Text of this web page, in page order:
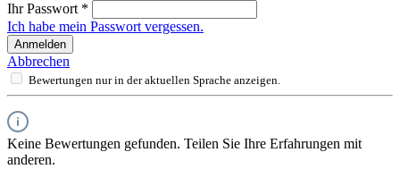
Ihr Passwort *
Ich habe mein Passwort vergessen.
Anmelden
Abbrechen
Bewertungen nur in der aktuellen Sprache anzeigen.
Keine Bewertungen gefunden. Teilen Sie Ihre Erfahrungen mit
anderen.